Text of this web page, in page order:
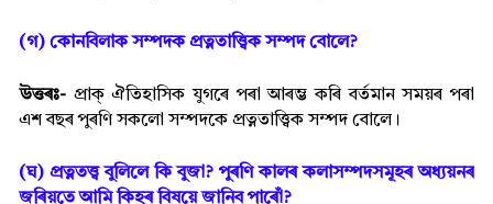
(গ) কোনবিলাক সম্পদক প্ৰত্নতাত্ত্বিক সম্পদ বোলে?
উত্তৰঃ- প্ৰাক্ ঐতিহাসিক যুগৰে পৰা আৰম্ভ কৰি বৰ্তমান সময়ৰ পৰা
এশ বছৰ পুৰণি সকলো সম্পদকে প্ৰত্নতাত্ত্বিক সম্পদ বোলে।
(ঘ) প্ৰত্নতত্ত্ব বুলিলে কি বুজা? পুৰণি কালৰ কলাসম্পদসমূহৰ অধ্যয়নৰ
জৰিয়তে আমি কিহৰ বিষয়ে জানিব পাৰোঁ?